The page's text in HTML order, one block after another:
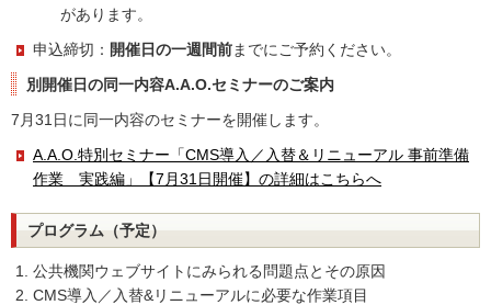
があります。
申込締切： 開催日の一週間前までにご予約ください。
別開催日の同一内容A.A.O.セミナーのご案内
7月31日に同一内容のセミナーを開催します。
A.A.O.特別セミナー「CMS導入／入替＆リニューアル 事前準備
作業 実践編」【7月31日開催】の詳細はこちらへ
プログラム（予定）
公共機関ウェブサイトにみられる問題点とその原因
CMS導入／入替&リニューアルに必要な作業項目